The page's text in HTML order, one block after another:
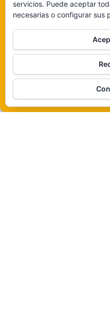
De
Veámos
servicios. Puede aceptar
necesarias o configurar sus